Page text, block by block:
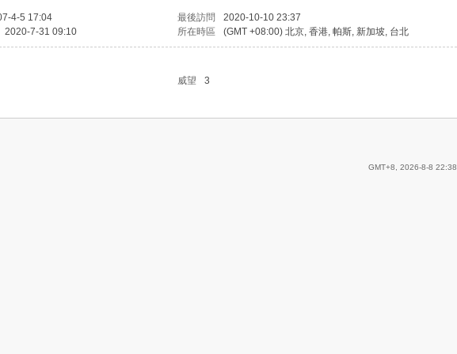
4-5 17:04 最後訪問
2020-10-10 23:37
2020-7-31 09:10 所在時區 (GMT +08:00) 北京, 香港, 帕斯, 新加坡, 台北
威望
3
GMT+8, 2026-8-8 22:38